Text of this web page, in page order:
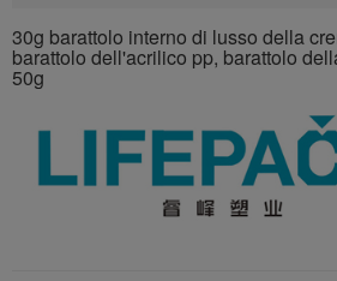
30g barattolo interno di lusso della
barattolo dell'acrilico pp, barattolo
50g